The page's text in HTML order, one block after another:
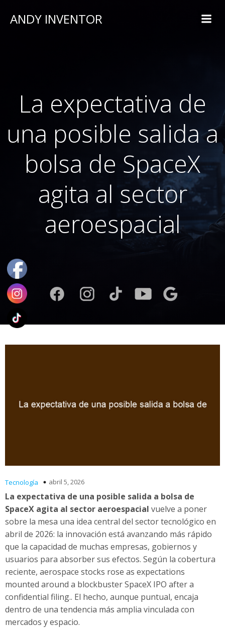
ANDY INVENTOR
La expectativa de
una posible salida a
bolsa de SpaceX
agita al sector
aeroespacial
Tecnología abril 5, 2026
La expectativa de una posible salida a bolsa de
SpaceX agita al sector aeroespacial vuelve a poner
sobre la mesa una idea central del sector tecnológico en
abril de 2026: la innovación está avanzando más rápido
que la capacidad de muchas empresas, gobiernos y
usuarios para absorber sus efectos. Según la cobertura
reciente, aerospace stocks rose as expectations
mounted around a blockbuster SpaceX IPO after a
confidential filing.. El hecho, aunque puntual, encaja
dentro de una tendencia más amplia vinculada con
mercados y espacio.